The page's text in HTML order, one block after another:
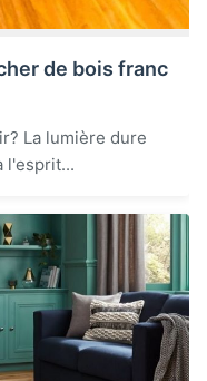
de bois franc
La lumière dure
l'esprit...